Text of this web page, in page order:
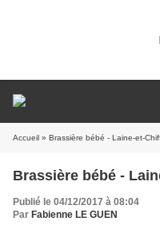
Accueil » Brassière bébé - Laine-et-
Brassière bébé -
Publié le 04/12/2017 à 08:04
Par Fabienne LE GUEN